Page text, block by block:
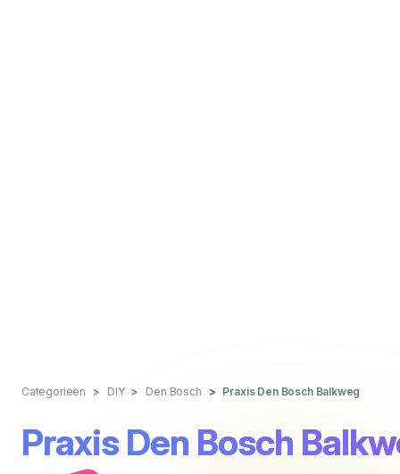
Categorieën DIY Den Bosch Praxis Den Bosch Balkweg
Praxis Den Bosch